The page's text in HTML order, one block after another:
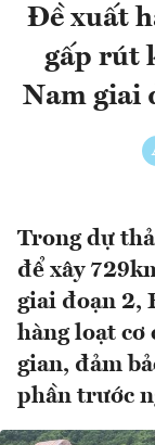
Đề xuất
gấp rút
Nam giai
Trong dự
để xây
giai đoạn 2,
hàng loạt cơ
gian, đảm
phần trước